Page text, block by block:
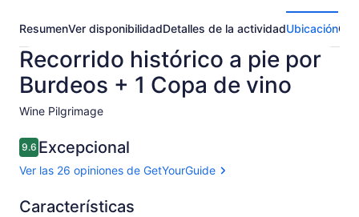
ResumenVer disponibilidadDetalles de la actividadUbicación
Recorrido histórico a pie por
Burdeos + 1 Copa de vino
Wine Pilgrimage​
9.69.6 de 10
Excepcional
Ver las 26 opiniones de GetYourGuide
Características